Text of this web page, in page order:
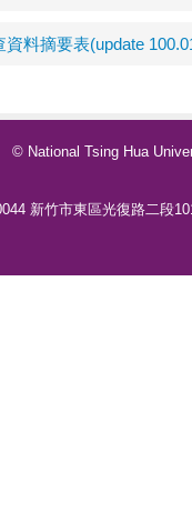
料摘要表(update
© National Tsing Hua
新竹市東區光復路二段